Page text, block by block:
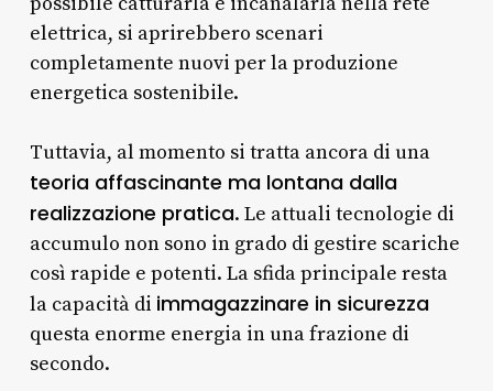
elettrica, si aprirebbero scenari
completamente nuovi per la produzione
energetica sostenibile.
Tuttavia, al momento si tratta ancora di una
teoria affascinante ma lontana dalla
realizzazione pratica. Le attuali tecnologie di
accumulo non sono in grado di gestire scariche
così rapide e potenti. La sfida principale resta
la capacità di immagazzinare in sicurezza
questa enorme energia in una frazione di
secondo.